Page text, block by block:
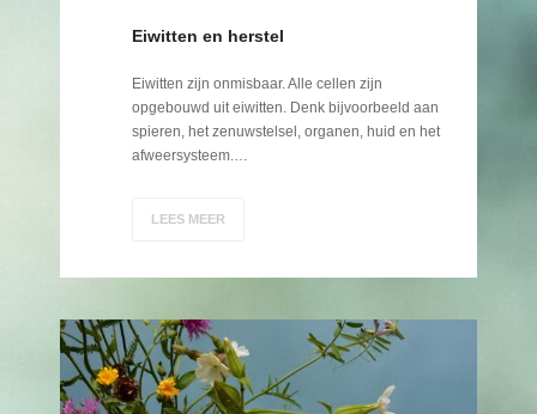
Eiwitten en herstel
Eiwitten zijn onmisbaar. Alle cellen zijn
opgebouwd uit eiwitten. Denk bijvoorbeeld aan
spieren, het zenuwstelsel, organen, huid en het
afweersysteem.…
LEES MEER